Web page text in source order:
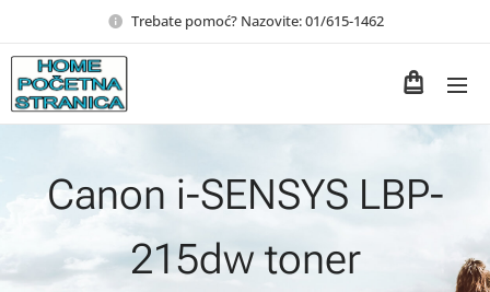
Trebate pomoć? Nazovite: 01/615-1462
Canon i-SENSYS LBP-
215dw toner